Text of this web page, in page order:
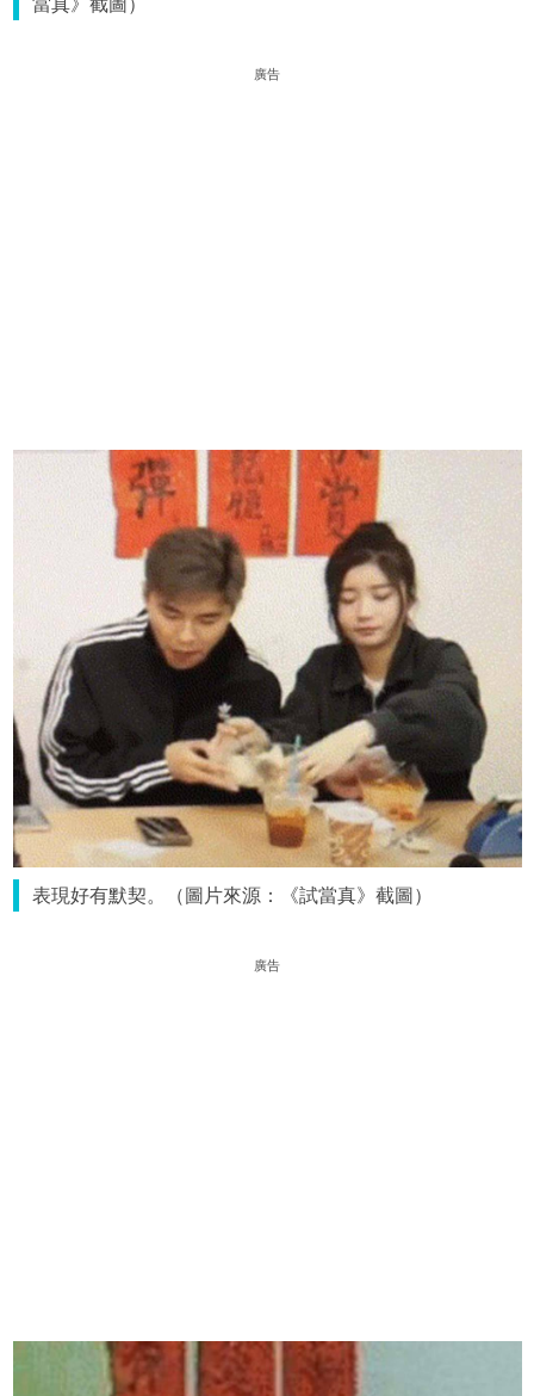
當真》截圖）
廣告
表現好有默契。（圖片來源：《試當真》截圖）
廣告